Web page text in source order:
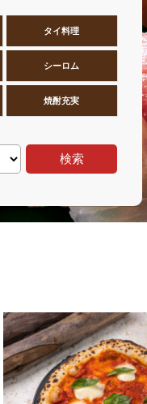
タイ料理
シーロム
焼酎充実
検索